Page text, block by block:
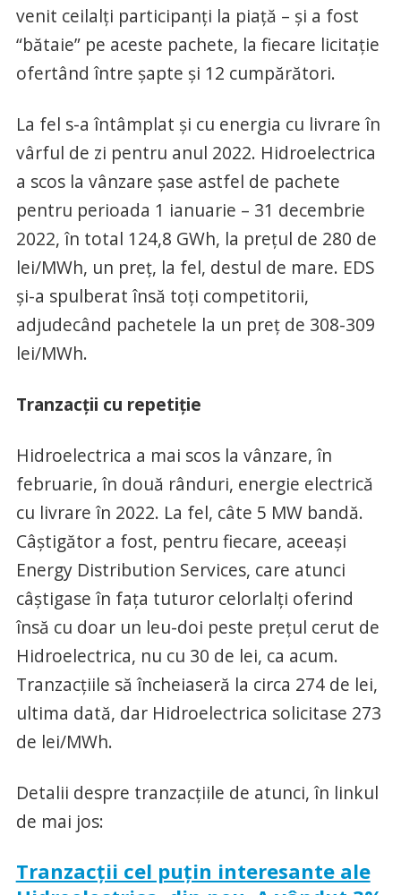
venit ceilalți participanți la piață – și a fost
“bătaie” pe aceste pachete, la fiecare licitație
ofertând între șapte și 12 cumpărători.
La fel s-a întâmplat și cu energia cu livrare în
vârful de zi pentru anul 2022. Hidroelectrica
a scos la vânzare șase astfel de pachete
pentru perioada 1 ianuarie – 31 decembrie
2022, în total 124,8 GWh, la prețul de 280 de
lei/MWh, un preț, la fel, destul de mare. EDS
și-a spulberat însă toți competitorii,
adjudecând pachetele la un preț de 308-309
lei/MWh.
Tranzacții cu repetiție
Hidroelectrica a mai scos la vânzare, în
februarie, în două rânduri, energie electrică
cu livrare în 2022. La fel, câte 5 MW bandă.
Câștigător a fost, pentru fiecare, aceeași
Energy Distribution Services, care atunci
câștigase în fața tuturor celorlalți oferind
însă cu doar un leu-doi peste prețul cerut de
Hidroelectrica, nu cu 30 de lei, ca acum.
Tranzacțiile să încheiaseră la circa 274 de lei,
ultima dată, dar Hidroelectrica solicitase 273
de lei/MWh.
Detalii despre tranzacțiile de atunci, în linkul
de mai jos:
Tranzacţii cel puţin interesante ale